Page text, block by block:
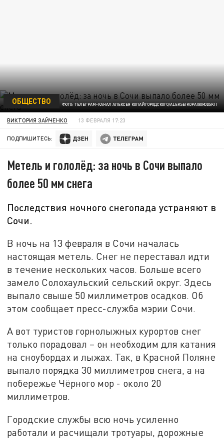
ФОТО: ТЕЛЕГРАМ-КАНАЛ АЛЕКСЕЯ КОПАЙГОРОДСКОГО/ALEKSEIKOPAIGORODSKII
ОБЩЕСТВО
ВИКТОРИЯ ЗАЙЧЕНКО 13 ФЕВРАЛЯ 17:23
ПОДПИШИТЕСЬ:
Метель и гололёд: за ночь в Сочи выпало
более 50 мм снега
Последствия ночного снегопада устраняют в
Сочи.
В ночь на 13 февраля в Сочи началась
настоящая метель. Снег не переставал идти
в течение нескольких часов. Больше всего
замело Солохаульский сельский округ. Здесь
выпало свыше 50 миллиметров осадков. Об
этом сообщает пресс-служба мэрии Сочи.
А вот туристов горнолыжных курортов снег
только порадовал – он необходим для катания
на сноубордах и лыжах. Так, в Красной Поляне
выпало порядка 30 миллиметров снега, а на
побережье Чёрного мор - около 20
миллиметров.
Городские службы всю ночь усиленно
работали и расчищали тротуары, дорожные